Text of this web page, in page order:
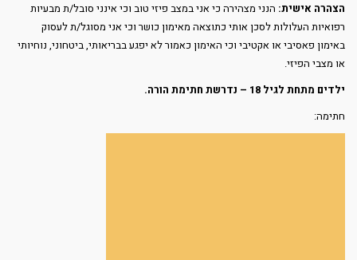
הצהרה אישית: הנני מצהירה כי אני במצב פיזי טוב וכי אינני סובל/ת מבעיות
רפואיות העלולות לסכן אותי כתוצאה מאימון כושר וכי אני מסוגל/ת לעסוק
באימון פאסיבי או אקטיבי וכי האימון כאמור לא יפגע בבריאותי, ביטחוני, נוחיותי
או מצבי הפיזי.
ילדים מתחת לגיל 18 – נדרשת חתימת הורה.
חתימה: